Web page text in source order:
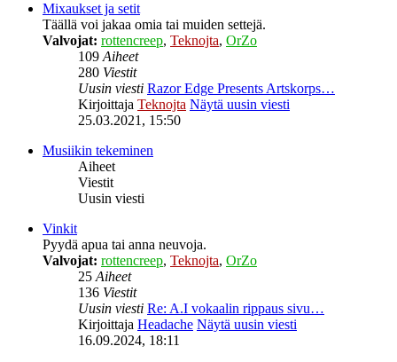
Mixaukset ja setit
Täällä voi jakaa omia tai muiden settejä.
Valvojat: rottencreep, Teknojta, OrZo
109Aiheet
280 Viestit
Uusin viesti Razor Edge Presents Artskorps…
Kirjoittaja Teknojta Näytä uusin viesti
25.03.2021, 15:50
Musiikin tekeminen
Aiheet
Viestit
Uusin viesti
Vinkit
Pyydä apua tai anna neuvoja.
Valvojat: rottencreep, Teknojta, OrZo
25Aiheet
136 Viestit
Uusin viesti Re: A.I vokaalin rippaus sivu…
Kirjoittaja Headache Näytä uusin viesti
16.09.2024, 18:11